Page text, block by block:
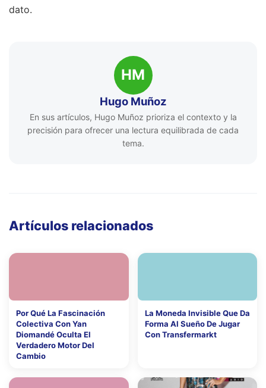
dato.
HM
Hugo Muñoz
En sus artículos, Hugo Muñoz prioriza el contexto y la
precisión para ofrecer una lectura equilibrada de cada
tema.
Artículos relacionados
Por Qué La Fascinación
Colectiva Con Yan
Diomandé Oculta El
Verdadero Motor Del
Cambio
La Moneda Invisible Que Da
Forma Al Sueño De Jugar
Con Transfermarkt